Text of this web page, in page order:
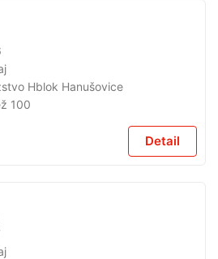
Hblok Hanušovice
100
Detail